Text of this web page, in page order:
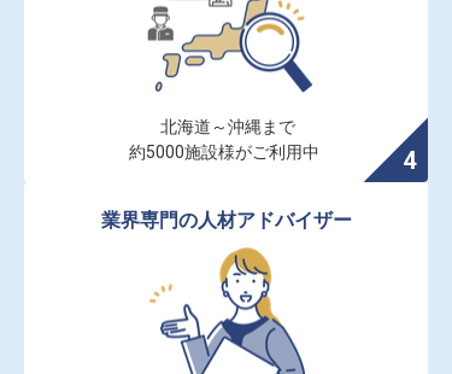
北海道～沖縄まで
約5000施設様がご利用中
業界専門の人材アドバイザー